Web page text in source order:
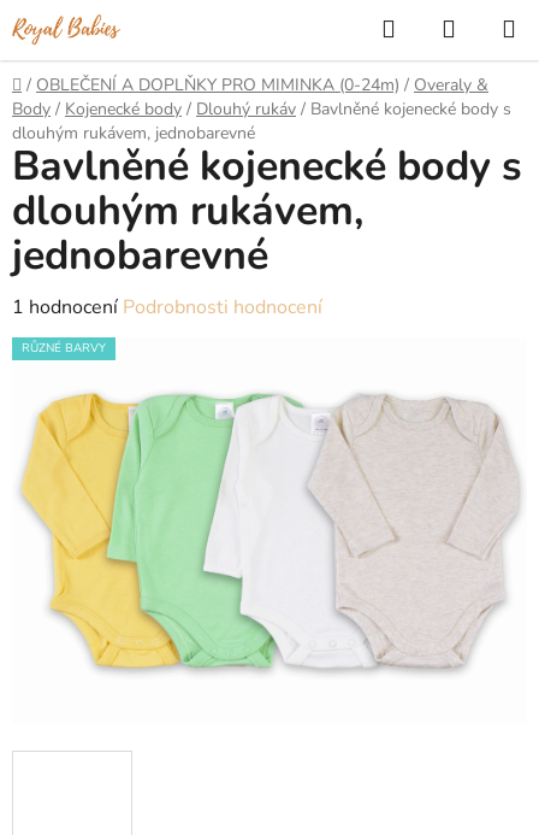
Přejít
na
obsah
Hledat
KOŠÍK
Domů
/ OBLEČENÍ A DOPLŇKY PRO MIMINKA (0-24m) / Overaly &
Body / Kojenecké body / Dlouhý rukáv / Bavlněné kojenecké body s
dlouhým rukávem, jednobarevné
Bavlněné kojenecké body s
dlouhým rukávem,
jednobarevné
Průměrné
hodnocení
5,0
5
hvězdiček.
1 hodnocení Podrobnosti hodnocení
RŮZNÉ BARVY